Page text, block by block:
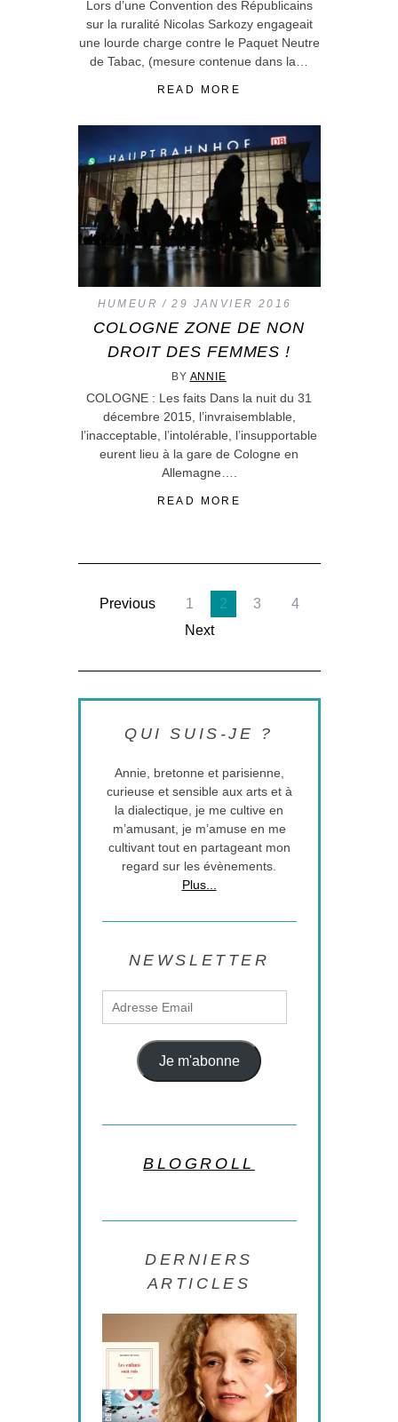
Lors d’une Convention des Républicains
sur la ruralité Nicolas Sarkozy engageait
une lourde charge contre le Paquet Neutre
de Tabac, (mesure contenue dans la…
READ MORE
HUMEUR 29 JANVIER 2016
COLOGNE ZONE DE NON
DROIT DES FEMMES !
BY ANNIE
COLOGNE : Les faits Dans la nuit du 31
décembre 2015, l’invraisemblable,
l’inacceptable, l’intolérable, l’insupportable
eurent lieu à la gare de Cologne en
Allemagne….
READ MORE
Previous 1 2 3
4
Next
QUI SUIS-JE ?
Annie, bretonne et parisienne,
curieuse et sensible aux arts et à
la dialectique, je me cultive en
m’amusant, je m’amuse en me
cultivant tout en partageant mon
regard sur les évènements.
Plus...
NEWSLETTER
Je m'abonne
BLOGROLL
DERNIERS
ARTICLES